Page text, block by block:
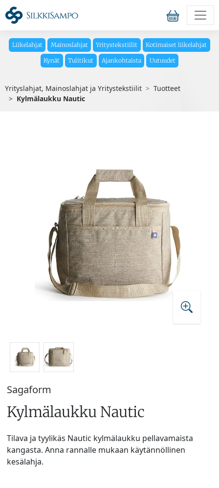
Liikelahjat Mainoslahjat Yritystekstiilit Kotimaiset liikelahjat
Kynät Tulitikut Ajankohtaista Uutuudet
Yrityslahjat, Mainoslahjat ja Yritystekstiilit
Tuotteet
Kylmälaukku Nautic
Sagaform
Kylmälaukku Nautic
Tilava ja tyylikäs Nautic kylmälaukku pellavamaista
kangasta. Anna rannalle mukaan käytännöllinen
kesälahja.